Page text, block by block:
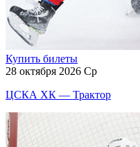
Купить билеты
28 октября 2026 Ср
ЦСКА ХК — Трактор